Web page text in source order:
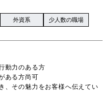
外資系
少人数の職場
動力のある方
ある方尚可
、その魅力をお客様へ伝えてい